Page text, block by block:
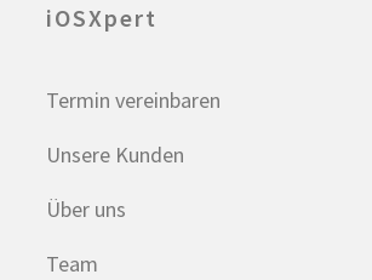
iOSXpert
Termin vereinbaren
Unsere Kunden
Über uns
Team